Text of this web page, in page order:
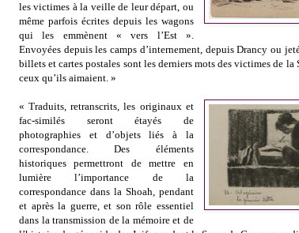
les victimes à la veille de leur départ, ou
même parfois écrites depuis les wagons
qui les emmènent « vers l’Est ».
Envoyées depuis les camps d’internement, depuis Drancy ou
billets et cartes postales sont les derniers mots des victimes de la
ceux qu’ils aimaient. »
« Traduits, retranscrits, les originaux et
fac-similés seront étayés de
photographies et d’objets liés à la
correspondance. Des éléments
historiques permettront de mettre en
lumière l’importance de la
correspondance dans la Shoah, pendant
et après la guerre, et son rôle essentiel
dans la transmission de la mémoire et de